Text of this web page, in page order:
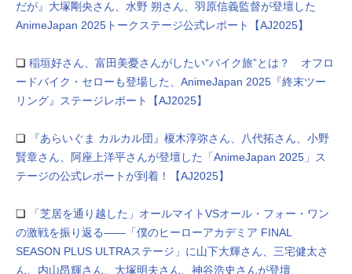
だが』大塚剛央さん、水野 朔さん、羽原信義監督が登壇した
AnimeJapan 2025トークステージ公式レポート【AJ2025】
❏ 稲垣好さん、富田美憂さんがしたい“バイク旅”とは？ オフロ
ードバイク・セローも登場した、AnimeJapan 2025『終末ツー
リング』ステージレポート【AJ2025】
❏
『あらいぐま カルカル団』榎木淳弥さん、八代拓さん、小野
賢章さん、阿座上洋平さんが登壇した「AnimeJapan 2025」ス
テージの公式レポートが到着！【AJ2025】
❏
「芝居を通り越した」オールマイトVSオール・フォー・ワン
の激戦を振り返る――「僕のヒーローアカデミア FINAL
SEASON PLUS ULTRAステージ」に山下大輝さん、三宅健太さ
ん、内山昂輝さん、大塚明夫さん、神谷浩史さんが登壇